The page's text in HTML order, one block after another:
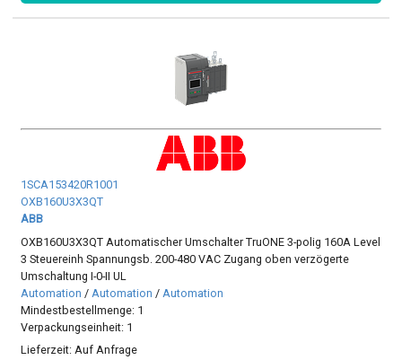
1SCA153420R1001
OXB160U3X3QT
ABB
OXB160U3X3QT Automatischer Umschalter TruONE 3-polig 160A Level
3 Steuereinh Spannungsb. 200-480 VAC Zugang oben verzögerte
Umschaltung I-0-II UL
Automation / Automation / Automation
Mindestbestellmenge: 1
Verpackungseinheit: 1
Lieferzeit:Auf Anfrage